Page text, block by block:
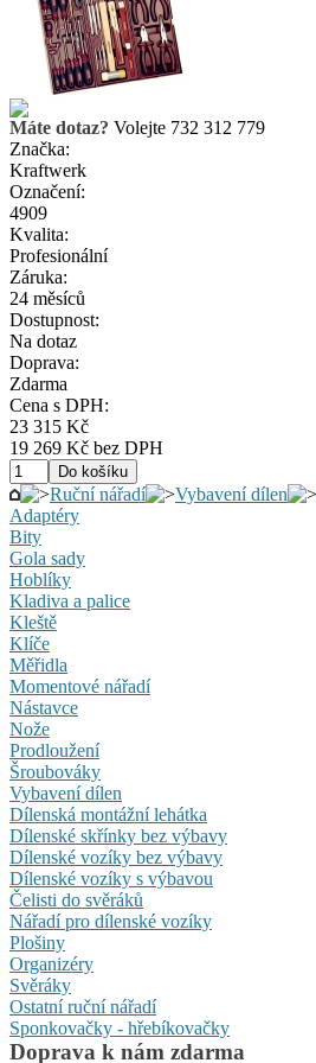
Máte dotaz? Volejte 732 312 779
Značka:
Kraftwerk
Označení:
4909
Kvalita:
Profesionální
Záruka:
24 měsíců
Dostupnost:
Na dotaz
Doprava:
Zdarma
Cena s DPH:
23 315 Kč
19 269 Kč bez DPH
Ruční nářadí Vybavení dílen
Adaptéry
Bity
Gola sady
Hoblíky
Kladiva a palice
Kleště
Klíče
Měřidla
Momentové nářadí
Nástavce
Nože
Prodloužení
Šroubováky
Vybavení dílen
Dílenská montážní lehátka
Dílenské skřínky bez výbavy
Dílenské vozíky bez výbavy
Dílenské vozíky s výbavou
Čelisti do svěráků
Nářadí pro dílenské vozíky
Plošiny
Organizéry
Svěráky
Ostatní ruční nářadí
Sponkovačky - hřebíkovačky
Doprava k nám zdarma